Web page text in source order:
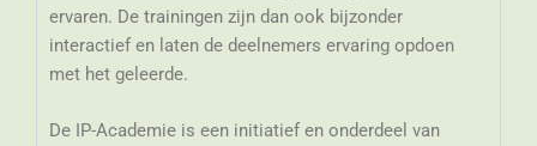
ervaren. De trainingen zijn dan ook bijzonder
interactief en laten de deelnemers ervaring opdoen
met het geleerde.
De IP-Academie is een initiatief en onderdeel van